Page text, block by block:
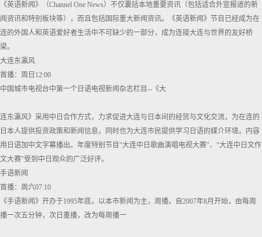
《英语新闻》（Channel One News）不仅囊括本地重要资讯（包括适合外宣报道的新
闻资讯和特别板块等），而且包括国际重大新闻资讯。《英语新闻》节目已经成为在
连的外国人和英语爱好者生活中不可缺少的一部分，成为连接大连与世界的友好桥
梁。
大连东瀛风
首播：周日12:00
中国城市电视台中第一个日语电视新闻杂志栏目--《大
连东瀛风》采用中日合作方式，力求促进大连与日本间的经贸与文化交流，为在连的
日本人提供投资政策和新闻信息，同时也为大连市民提供学习日语的媒介环境。内容
用日语加中文字幕播出。年度特别节目"大连中日歌曲演唱电视大赛"、"大连中日文作
文大赛"受到中日观众的广泛好评。
手语新闻
首播：周六07:10
《手语新闻》开办于1995年底，以本市新闻为主，周播。自2007年8月开始，由每周
播一次五分钟，次日重播，改为每周播一